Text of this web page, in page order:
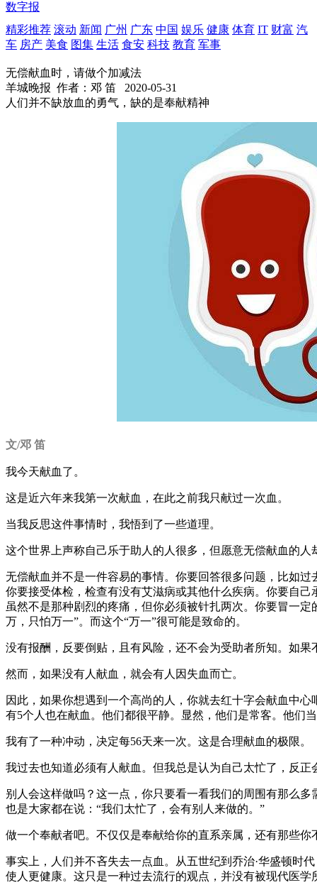
数字报
精彩推荐 滚动 新闻 广州 广东 中国 娱乐 健康 体育 IT 财富 汽
车 房产 美食 图集 生活 食安 科技 教育 军事
无偿献血时，请做个加减法
羊城晚报 作者：邓 笛
2020-05-31
人们并不缺放血的勇气，缺的是奉献精神
文/邓 笛
我今天献血了。
这是近六年来我第一次献血，在此之前我只献过一次血。
当我反思这件事情时，我悟到了一些道理。
这个世界上声称自己乐于助人的人很多，但愿意无偿献血的人
无偿献血并不是一件容易的事情。你要回答很多问题，比如
你要接受体检，检查有没有艾滋病或其他什么疾病。你要自
虽然不是那种剧烈的疼痛，但你必须被针扎两次。你要冒一
万，只怕万一”。而这个“万一”很可能是致命的。
没有报酬，反要倒贴，且有风险，还不会为受助者所知。如
然而，如果没有人献血，就会有人因失血而亡。
因此，如果你想遇到一个高尚的人，你就去红十字会献血中
有5个人也在献血。他们都很平静。显然，他们是常客。他们
我有了一种冲动，决定每56天来一次。这是合理献血的极限。
我过去也知道必须有人献血。但我总是认为自己太忙了，反正
别人会这样做吗？这一点，你只要看一看我们的周围有那么
也是大家都在说：“我们太忙了，会有别人来做的。”
做一个奉献者吧。不仅仅是奉献给你的直系亲属，还有那些你
事实上，人们并不吝失去一点血。从五世纪到乔治·华盛顿时
使人更健康。这只是一种过去流行的观点，并没有被现代医